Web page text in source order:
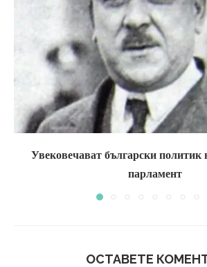
Увековечават български политик
парламент
ОСТАВЕТЕ